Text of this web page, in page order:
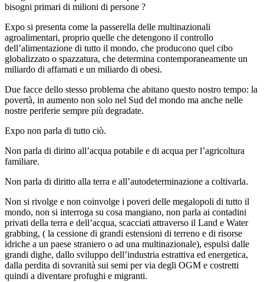
bisogni primari di milioni di persone ?
Expo si presenta come la passerella delle multinazionali
agroalimentari, proprio quelle che detengono il controllo
dell’alimentazione di tutto il mondo, che producono quel cibo
globalizzato o spazzatura, che determina contemporaneamente un
miliardo di affamati e un miliardo di obesi.
Due facce dello stesso problema che abitano questo nostro tempo: la
povertà, in aumento non solo nel Sud del mondo ma anche nelle
nostre periferie sempre più degradate.
Expo non parla di tutto ciò.
Non parla di diritto all’acqua potabile e di acqua per l’agricoltura
familiare.
Non parla di diritto alla terra e all’autodeterminazione a coltivarla.
Non si rivolge e non coinvolge i poveri delle megalopoli di tutto il
mondo, non si interroga su cosa mangiano, non parla ai contadini
privati della terra e dell’acqua, scacciati attraverso il Land e Water
grabbing, ( la cessione di grandi estensioni di terreno e di risorse
idriche a un paese straniero o ad una multinazionale), espulsi dalle
grandi dighe, dallo sviluppo dell’industria estrattiva ed energetica,
dalla perdita di sovranità sui semi per via degli OGM e costretti
quindi a diventare profughi e migranti.